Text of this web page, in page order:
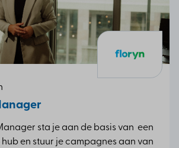
sta je aan de basis van een
en stuur je campagnes aan van